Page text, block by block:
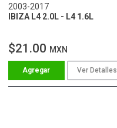
2003-2017
IBIZA L4 2.0L - L4 1.6L
$21.00 MXN
Ver Detalles